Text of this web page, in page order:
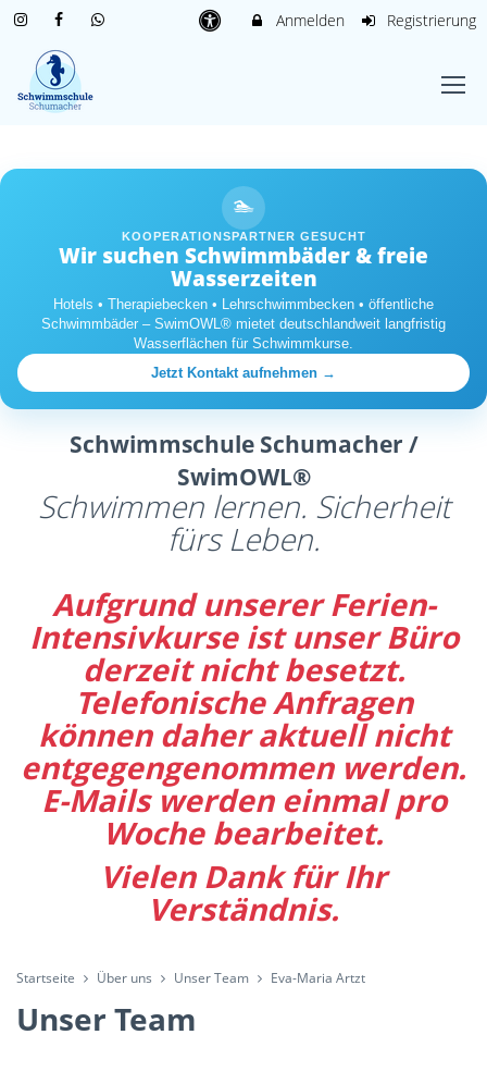
Anmelden Registrierung
🏊
KOOPERATIONSPARTNER GESUCHT
Wir suchen Schwimmbäder & freie
Wasserzeiten
Hotels • Therapiebecken • Lehrschwimmbecken • öffentliche
Schwimmbäder – SwimOWL® mietet deutschlandweit langfristig
Wasserflächen für Schwimmkurse.
Jetzt Kontakt aufnehmen →
Schwimmschule Schumacher /
SwimOWL®
Schwimmen lernen. Sicherheit
fürs Leben.
Aufgrund unserer Ferien-
Intensivkurse ist unser Büro
derzeit nicht besetzt.
Telefonische Anfragen
können daher aktuell nicht
entgegengenommen werden.
E-Mails werden einmal pro
Woche bearbeitet.
Vielen Dank für Ihr
Verständnis.
Startseite Über uns Unser Team Eva-Maria Artzt
Unser Team